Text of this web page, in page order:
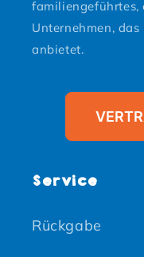
familiengeführtes,
Unternehmen,
anbietet.
Service
Rückgabe